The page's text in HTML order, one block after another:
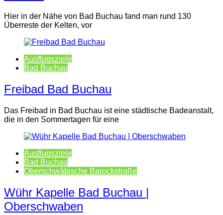
Hier in der Nähe von Bad Buchau fand man rund 130
Überreste der Kelten, vor
Ausflugsziele
Bad Buchau
Freibad Bad Buchau
Das Freibad in Bad Buchau ist eine städtische Badeanstalt,
die in den Sommertagen für eine
Ausflugsziele
Bad Buchau
Oberschwäbische Barockstraße
Wühr Kapelle Bad Buchau |
Oberschwaben